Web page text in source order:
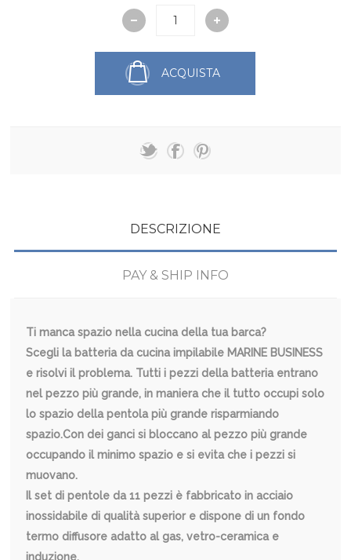
ACQUISTA
DESCRIZIONE
PAY & SHIP INFO
Ti manca spazio nella cucina della tua barca?
Scegli la batteria da cucina impilabile MARINE BUSINESS
e risolvi il problema. Tutti i pezzi della batteria entrano
nel pezzo più grande, in maniera che il tutto occupi solo
lo spazio della pentola più grande risparmiando
spazio.Con dei ganci si bloccano al pezzo più grande
occupando il minimo spazio e si evita che i pezzi si
muovano.
Il set di pentole da 11 pezzi è fabbricato in acciaio
inossidabile di qualità superior e dispone di un fondo
termo diffusore adatto al gas, vetro-ceramica e
induzione.